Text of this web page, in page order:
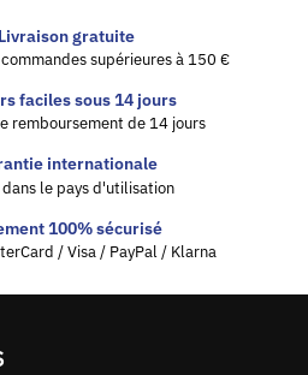
Livraison gratuite
supérieures à 150 €
faciles sous 14 jours
remboursement de 14 jours
internationale
le pays d'utilisation
100% sécurisé
/ Visa / PayPal / Klarna